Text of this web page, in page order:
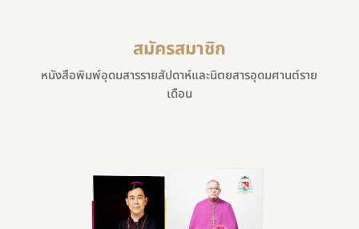
สมัครสมาชิก
หนังสือพิมพ์อุดมสารรายสัปดาห์และนิตยสารอุดมศานต์ราย
เดือน